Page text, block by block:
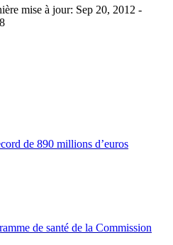
mise à jour: Sep 20, 2012 -
de 890 millions d’euros
de santé de la Commission